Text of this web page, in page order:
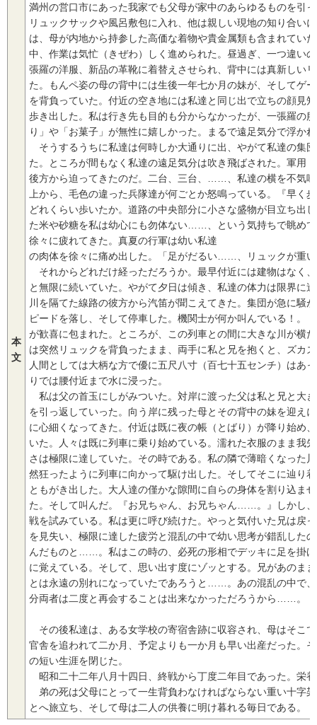
本
文
満州の営口市にあった我家でも父母が家中のあらゆるものを引
リュックサックや風呂敷包に入れ、他は親しい現地の知り合い
は、母が内地から持参した高価な着物や貴金属類も含まれてい
中、作業は気忙（きぜわ）しく進められた。昼過ぎ、一つ違い
張羅の洋服、新品の革靴に着替えさせられ、背中には真新しい
た。もんペ姿の母の背中には生後一年七か月の妹が、そしてゲ
を背負っていた。付近の空き地には私達と同じ出で立ちの顔見
歩き出した。私は行き先も目的も分からなかったが、一張羅の
り」や「お菓子」が無性に嬉しかった。まるで遠足気分で浮か
そうするうちに私達は何時しか大通りに出、やがて私達の集
た。ところが間もなく私達の遠足気分は吹き飛ばされた。軍用
後方から迫ってきたのだ。二台、三台、……、私達の横を不気
上から、毛色の違った兵隊達が何ごとか怒鳴っている。『早く
どれくらい歩いたか。道路の中央部分に小さな盛物が目立ち出
た米や砂糖を私は幼心にも勿体ない……、という気持ちで眺め
徐々に疲れてきた。真夏の行軍は幼い私達
の肉体を徐々に痛め出した。「足がだるい……、リュックが重
それからどれだけ経っただろうか。最早付近には建物はなく
と無限に続いていた。やがて夕日は傾き、私達の体力は限界に
川を隔てた線路の彼方から汽笛が聞こえてきた。集団が急に騒
ピードを落し、そして停車した。機関士が何か叫んでいる！
が歓喜に包まれた。ところが、この列車との間に大きな川が横
は突然リュックを背負ったまま、両手に私と兄を抱くと、ズカ
人間としては大柄な方で優に五尺八寸（百七十五センチ）はあ
りでは腰付近まで水に浸った。
私は父の首玉にしがみついた。対岸に渡った父は私と兄と大
を引っ返していった。向う岸に残った母とその背中の妹を迎え
に心細くなってきた。付近は既に夜の帳（とばり）が降り始め
いた。人々は既に列車に乗り始めている。濡れた衣服のまま我
さは極限に達していた。その時である。私の隣で薄暗くなった
然狂ったように列車に向かって駆け出した。そしてそこに辿り
ともがき出した。大人達の僅かな隙間に自らの身体を割り込ま
た。そして叫んだ。『お兄ちゃん、お兄ちゃん……。』しかし
戦を試みている。私は更に呼び続けた。やっと気付いた兄は戻
を見失い、極限に達した疲労と混乱の中で幼い思考が錯乱した
んだものと……。私はこの時の、必死の形相でデッキに足を掛
に覚えている。そして、思い出す度にゾッとする。兄があのま
とは永遠の別れになっていたであろうと……。あの混乱の中で
分両者は二度と再会することは出来なかっただろうから……。
その後私達は、ある女学校の寄宿舎跡に収容され、母はそこ
官舎を追われて二か月、予定よりも一か月も早い出産だった。
の短い生涯を閉じた。
昭和二十二年八月十四日、終戦から丁度二年目であった。栄
弟の死は父母にとって一生背負わなければならない重い十字
とへ旅立ち、そして母は二人の供養に明け暮れる毎日である。